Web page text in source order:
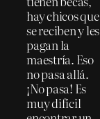
hay chicos que
se reciben y les
pagan la
maestría. Eso
no pasa allá.
¡No pasa! Es
muy difícil